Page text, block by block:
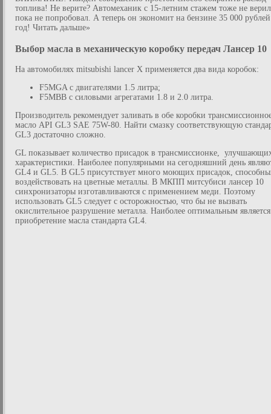
топлива! Не верите? Автомеханик с 15-летним стажем тоже не
пока не попробовал. А теперь он экономит на бензине 35 000
год! Читать дальше»
Выбор масла в механическую коробку передач Лансер 10
На автомобилях mitsubishi lancer X применяется два вида коробок:
F5MGA с двигателями 1.5 литра;
F5MBB с силовыми агрегатами 1.8 и 2.0 литра.
Производитель рекомендует заливать в обе коробки
масло API GL3 SAE 75W-80. Найти смазку соответствующую
GL3 достаточно сложно.
GL показывает количество присадок в трансмиссионке,
характеристики. Наиболее популярными на сегодняшний день
GL4 и GL5. В GL5 присутствует много моющих присадок,
воздействовать на цветные металлы. В МКПП митсубиси лансер 10
синхронизаторы изготавливаются с применением меди. Поэтому
использовать GL5 следует с осторожностью, что бы не вызвать
окислительное разрушение металла. Наиболее оптимальным является
приобретение масла стандарта GL4.